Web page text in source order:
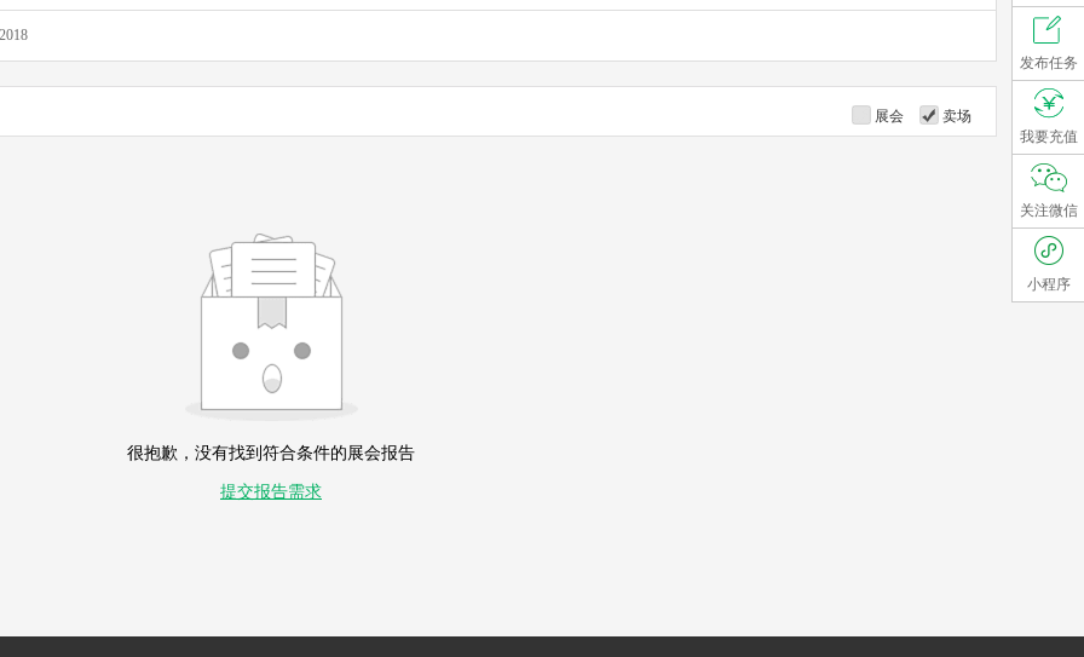
2018
展会 卖场
很抱歉，没有找到符合条件的展会报告
提交报告需求
发布任务
我要充值
关注微信
小程序